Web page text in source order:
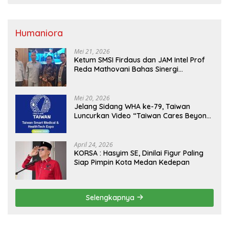
Humaniora
Mei 21, 2026
Ketum SMSI Firdaus dan JAM Intel Prof
Reda Mathovani Bahas Sinergi
MBG, Perkuat Pengawasan Program
Pemerintah
Mei 20, 2026
Jelang Sidang WHA ke-79, Taiwan
Luncurkan Video “Taiwan Cares Beyond
April 24, 2026
KORSA : Hasyim SE, Dinilai Figur Paling
Siap Pimpin Kota Medan Kedepan
Selengkapnya